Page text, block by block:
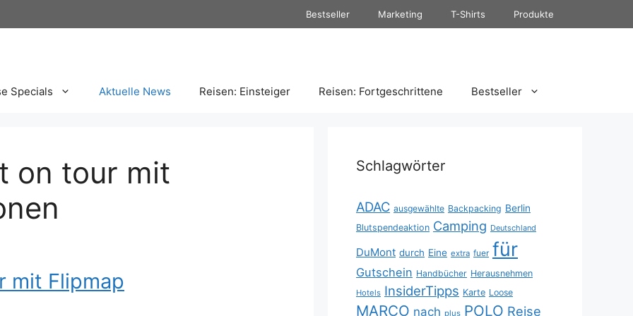
Bestseller Marketing T-Shirts Produkte
Specials Aktuelle News Reisen: Einsteiger Reisen: Fortgeschrittene Bestseller
on tour mit
mit Flipmap
Schlagwörter
ADAC ausgewählte Backpacking Berlin
Blutspendeaktion Camping Deutschland
DuMont durch Eine extra fuer für
Gutschein Handbücher Herausnehmen
Hotels InsiderTipps Karte Loose
MARCO nach plus POLO Reise